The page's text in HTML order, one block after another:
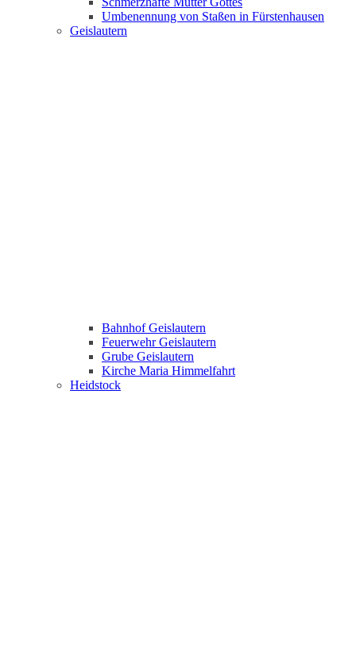
Umbenennung von Staßen in Fürstenhausen
Geislautern
Bahnhof Geislautern
Feuerwehr Geislautern
Grube Geislautern
Kirche Maria Himmelfahrt
Heidstock